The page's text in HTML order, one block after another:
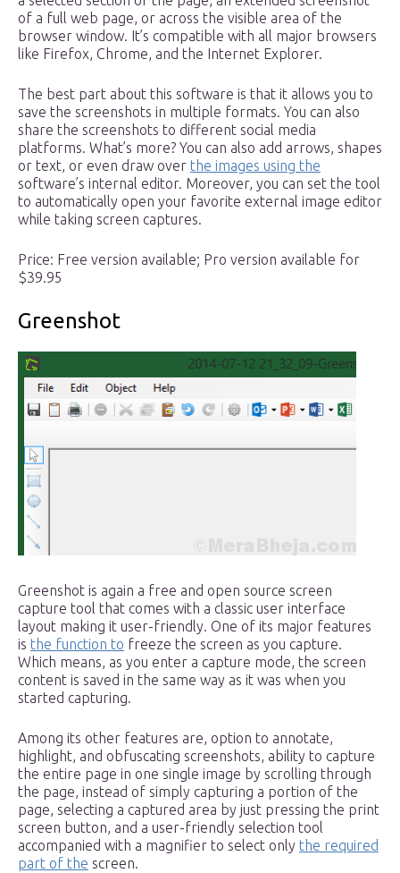
of a full web page, or across the visible area of the
browser window. It’s compatible with all major browsers
like Firefox, Chrome, and the Internet Explorer.
The best part about this software is that it allows you to
save the screenshots in multiple formats. You can also
share the screenshots to different social media
platforms. What’s more? You can also add arrows, shapes
or text, or even draw over the images using the
software’s internal editor. Moreover, you can set the tool
to automatically open your favorite external image editor
while taking screen captures.
Price: Free version available; Pro version available for
$39.95
Greenshot
Greenshot is again a free and open source screen
capture tool that comes with a classic user interface
layout making it user-friendly. One of its major features
is the function to freeze the screen as you capture.
Which means, as you enter a capture mode, the screen
content is saved in the same way as it was when you
started capturing.
Among its other features are, option to annotate,
highlight, and obfuscating screenshots, ability to capture
the entire page in one single image by scrolling through
the page, instead of simply capturing a portion of the
page, selecting a captured area by just pressing the print
screen button, and a user-friendly selection tool
accompanied with a magnifier to select only the required
part of the screen.